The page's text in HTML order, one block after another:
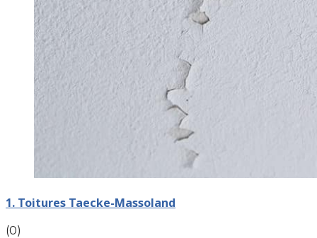
1. Toitures Taecke-Massoland
(0)